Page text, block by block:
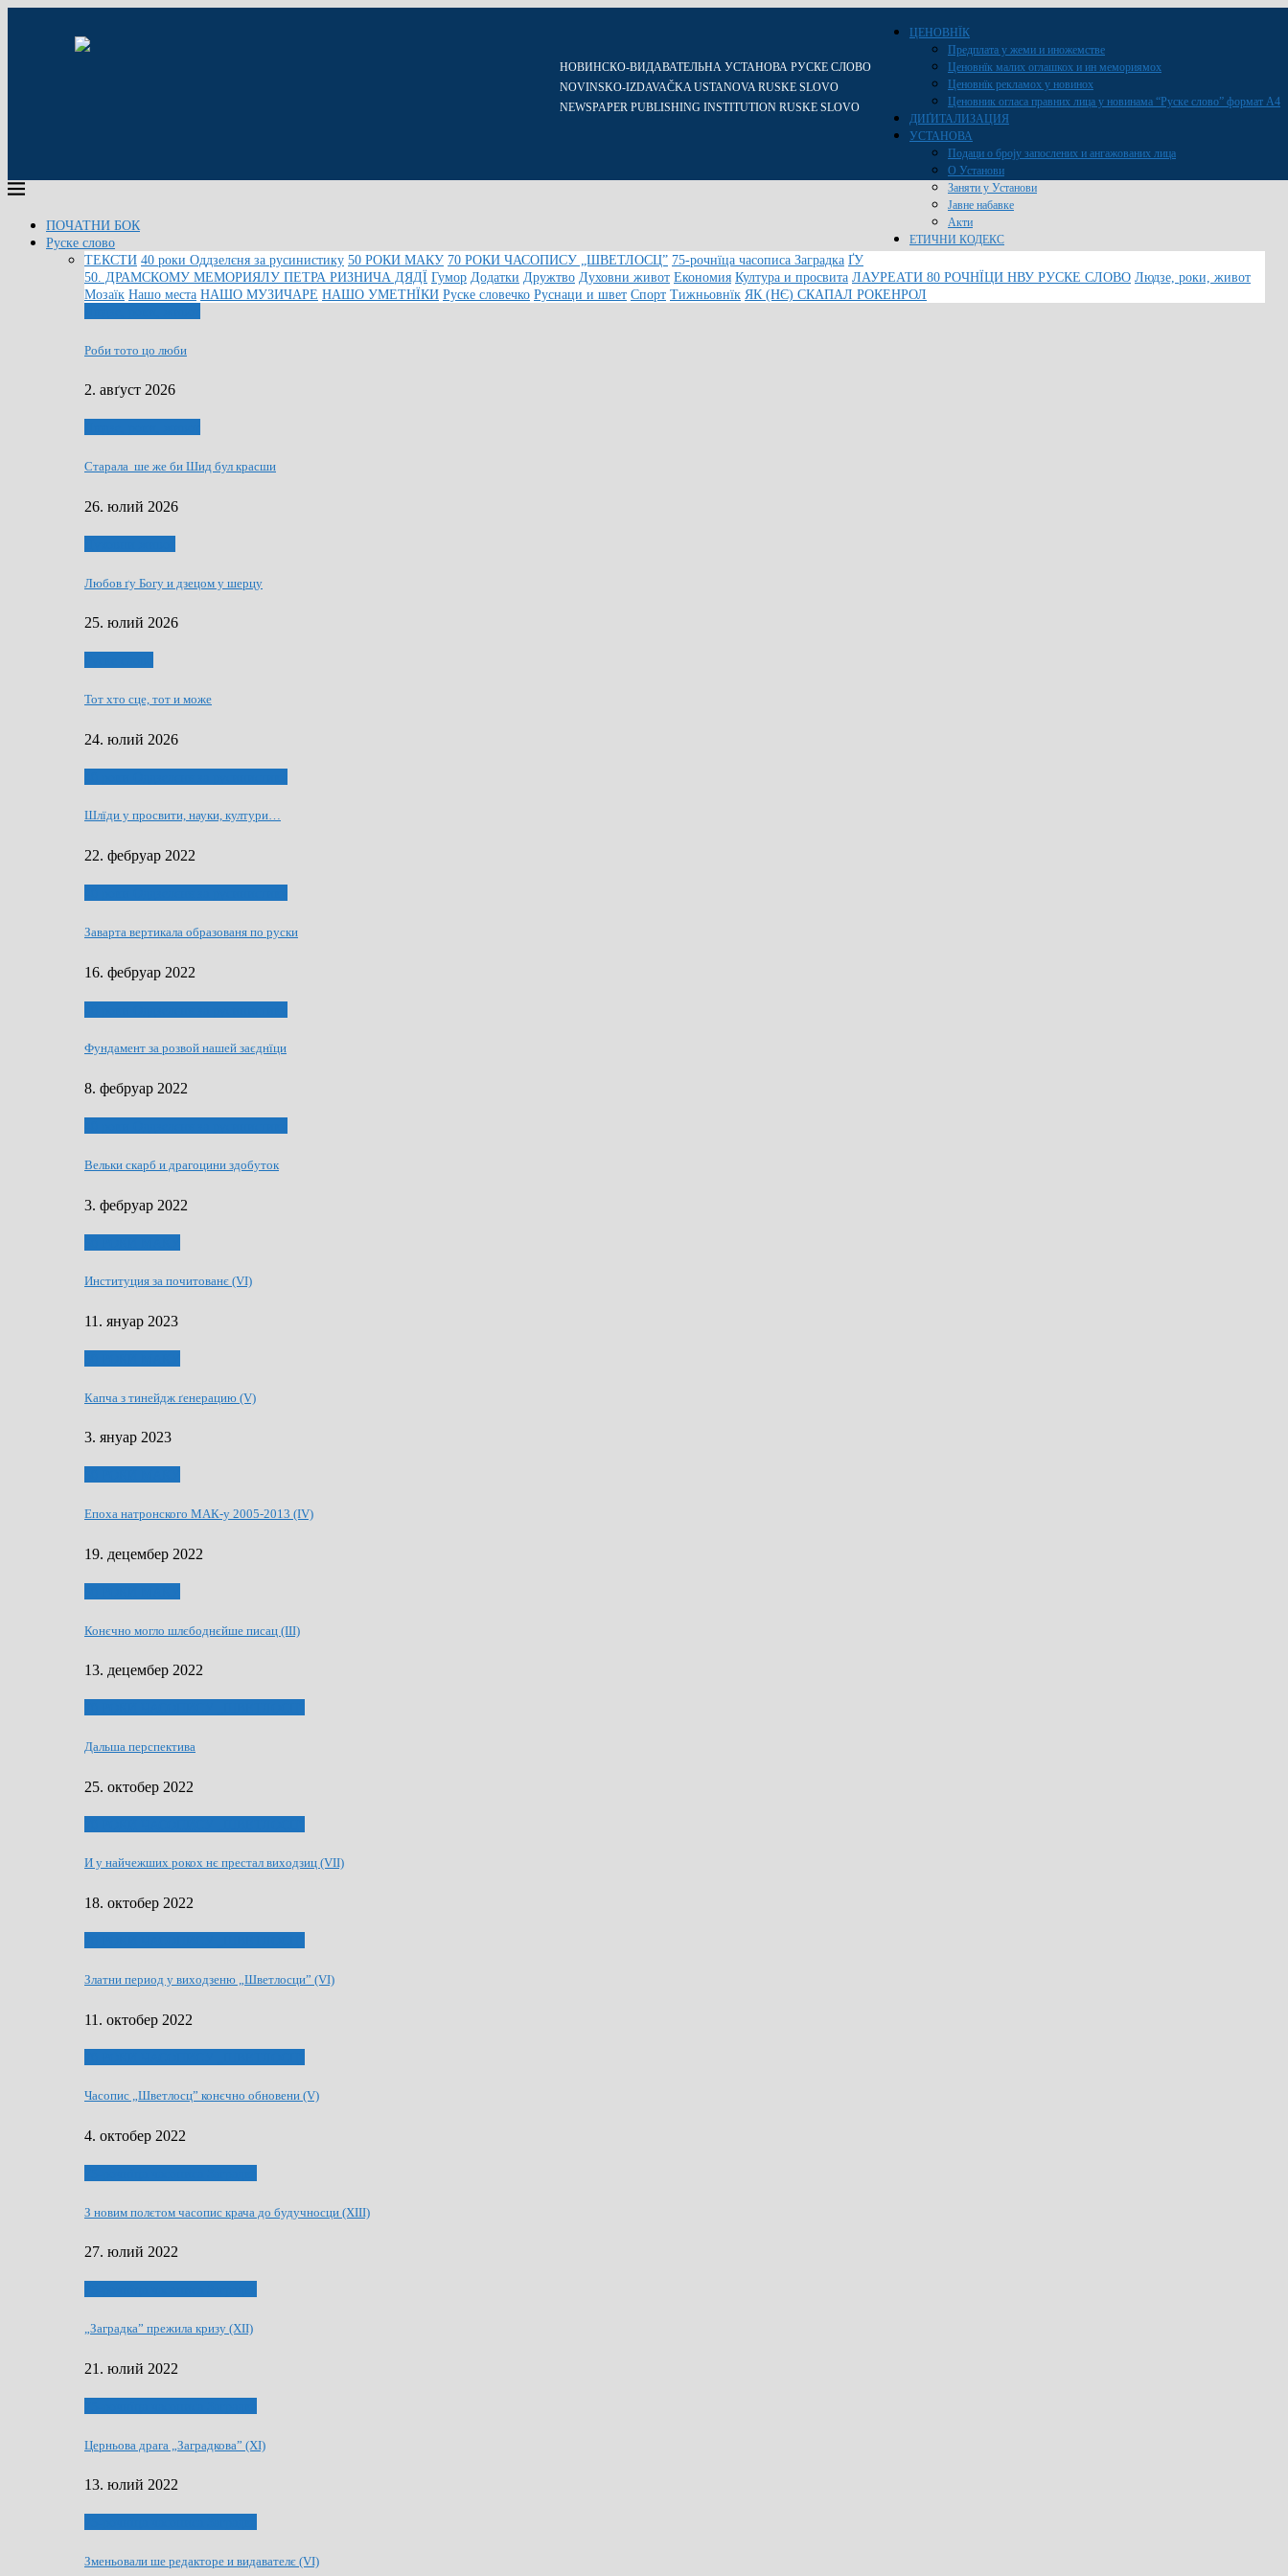
ЦЕНОВНЇК
Предплата у жеми и иножемстве
Ценовнїк малих оглашкох и ин мемориямох
Ценовнїк рекламох у новинох
Ценовник огласа правних лица у новинама “Руске слово” формат A4
ДИҐИТАЛИЗАЦИЯ
УСТАНОВА
Подаци о броју запослених и ангажованих лица
О Установи
Заняти у Установи
Јавне набавке
Акти
ЕТИЧНИ КОДЕКС
НОВИНСКО-ВИДАВАТЕЛЬНА УСТАНОВА РУСКЕ СЛОВО
NOVINSKO-IZDAVAČKA USTANOVA RUSKE SLOVO
NEWSPAPER PUBLISHING INSTITUTION RUSKE SLOVO
ПОЧАТНИ БОК
Руске слово
ТЕКСТИ 40 роки Оддзелєня за русинистику 50 РОКИ МАКУ 70 РОКИ ЧАСОПИСУ „ШВЕТЛОСЦ” 75-рочнїца часописа Заградка ҐУ
50. ДРАМСКОМУ МЕМОРИЯЛУ ПЕТРА РИЗНИЧА ДЯДЇ Гумор Додатки Дружтво Духовни живот Економия Култура и просвита ЛАУРЕАТИ 80 РОЧНЇЦИ НВУ РУСКЕ СЛОВО Людзе, роки, живот
Мозаїк Нашо места НАШО МУЗИЧАРЕ НАШО УМЕТНЇКИ Руске словечко Руснаци и швет Спорт Тижньовнїк ЯК (НЄ) СКАПАЛ РОКЕНРОЛ
Роби тото цо люби
2. авґуст 2026
Старала ше же би Шид бул красши
26. юлий 2026
Любов ґу Богу и дзецом у шерцу
25. юлий 2026
Тот хто сце, тот и може
24. юлий 2026
Шлїди у просвити, науки, култури…
22. фебруар 2022
Заварта вертикала образованя по руски
16. фебруар 2022
Фундамент за розвой нашей заєднїци
8. фебруар 2022
Вельки скарб и драгоцини здобуток
3. фебруар 2022
Институция за почитованє (VI)
11. януар 2023
Капча з тинейдж ґенерацию (V)
3. януар 2023
Епоха натронского МАК-у 2005-2013 (IV)
19. децембер 2022
Конєчно могло шлєбоднєйше писац (III)
13. децембер 2022
Дальша перспектива
25. октобер 2022
И у найчежших рокох нє престал виходзиц (VII)
18. октобер 2022
Златни период у виходзеню „Шветлосци” (VI)
11. октобер 2022
Часопис „Шветлосц” конєчно обновени (V)
4. октобер 2022
З новим полєтом часопис крача до будучносци (XIII)
27. юлий 2022
„Заградка” прежила кризу (XII)
21. юлий 2022
Церньова драга „Заградкова” (XI)
13. юлий 2022
Зменьовали ше редакторе и видавателє (VI)